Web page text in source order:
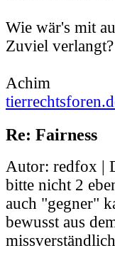
Wie wär's mit
Zuviel verlangt?
Achim
Re: Fairness
Autor: redfox |
bitte nicht 2
auch "gegner"
bewusst aus